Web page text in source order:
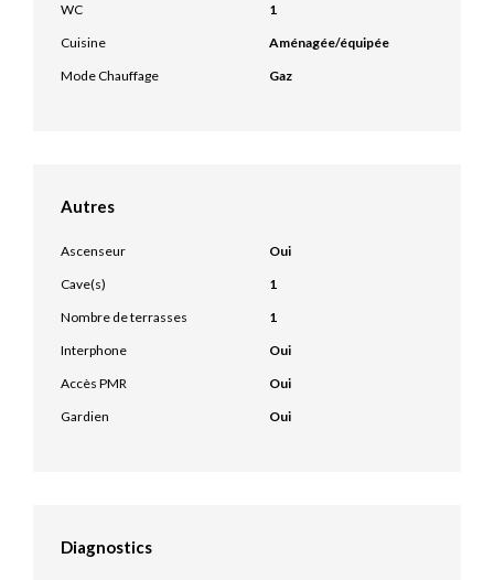
WC
1
Cuisine
Aménagée/équipée
Mode Chauffage
Gaz
Autres
Ascenseur
Oui
Cave(s)
1
Nombre de terrasses
1
Interphone
Oui
Accès PMR
Oui
Gardien
Oui
Diagnostics